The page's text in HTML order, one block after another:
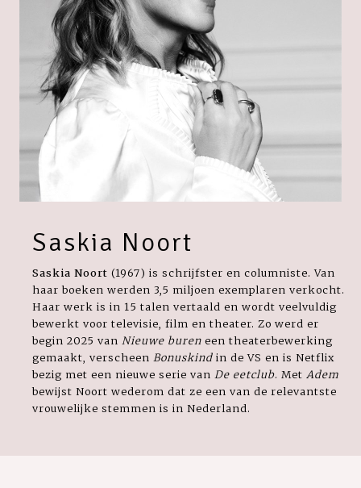
Saskia Noort
Saskia Noort (1967) is schrijfster en columniste. Van
haar boeken werden 3,5 miljoen exemplaren verkocht.
Haar werk is in 15 talen vertaald en wordt veelvuldig
bewerkt voor televisie, film en theater. Zo werd er
begin 2025 van Nieuwe buren een theaterbewerking
gemaakt, verscheen Bonuskind in de VS en is Netflix
bezig met een nieuwe serie van De eetclub. Met Adem
bewijst Noort wederom dat ze een van de relevantste
vrouwelijke stemmen is in Nederland.